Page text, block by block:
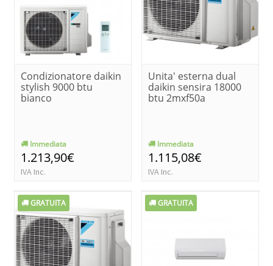
Condizionatore daikin
stylish 9000 btu
bianco
Immediata
1.213,90€
IVA Inc.
Unita' esterna dual
daikin sensira 18000
btu 2mxf50a
Immediata
1.115,08€
IVA Inc.
GRATUITA GRATUITA